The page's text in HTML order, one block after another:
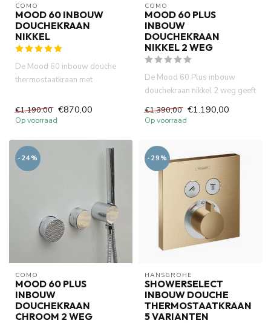
COMO
MOOD 60 INBOUW
DOUCHEKRAAN
NIKKEL
De Mood 60 inbouw douche
thermostaatkraan met
verva...
€1.190,00 €870,00
Op voorraad
COMO
MOOD 60 PLUS
INBOUW
DOUCHEKRAAN
NIKKEL 2 WEG
De Mood 60 Plus inbouw
douchekraan nikkel 2 weg geeft
€1.390,00 €1.190,00
Op voorraad
-24%
COMO
MOOD 60 PLUS
INBOUW
DOUCHEKRAAN
CHROOM 2 WEG
-29%
HANSGROHE
SHOWERSELECT
INBOUW DOUCHE
THERMOSTAATKRAAN
5 VARIANTEN